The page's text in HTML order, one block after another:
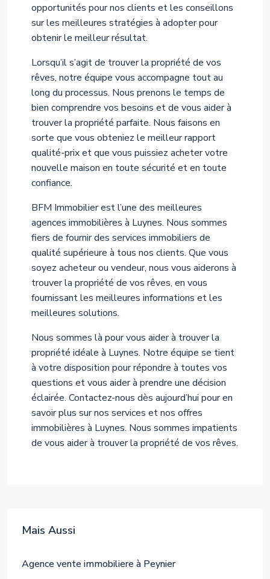
opportunités pour nos clients et les conseillons
sur les meilleures stratégies à adopter pour
obtenir le meilleur résultat.
Lorsqu’il s’agit de trouver la propriété de vos
rêves, notre équipe vous accompagne tout au
long du processus. Nous prenons le temps de
bien comprendre vos besoins et de vous aider à
trouver la propriété parfaite. Nous faisons en
sorte que vous obteniez le meilleur rapport
qualité-prix et que vous puissiez acheter votre
nouvelle maison en toute sécurité et en toute
confiance.
BFM Immobilier est l’une des meilleures
agences immobilières à Luynes. Nous sommes
fiers de fournir des services immobiliers de
qualité supérieure à tous nos clients. Que vous
soyez acheteur ou vendeur, nous vous aiderons à
trouver la propriété de vos rêves, en vous
fournissant les meilleures informations et les
meilleures solutions.
Nous sommes là pour vous aider à trouver la
propriété idéale à Luynes. Notre équipe se tient
à votre disposition pour répondre à toutes vos
questions et vous aider à prendre une décision
éclairée. Contactez-nous dès aujourd’hui pour en
savoir plus sur nos services et nos offres
immobilières à Luynes. Nous sommes impatients
de vous aider à trouver la propriété de vos rêves.
Mais Aussi
Agence vente immobiliere à Peynier